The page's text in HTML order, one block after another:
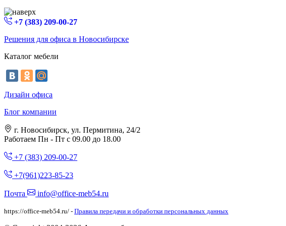
+7 (383) 209-00-27
Решения для офиса в Новосибирске
Каталог мебели
Дизайн офиса
Блог компании
г. Новосибирск, ул. Пермитина, 24/2
Работаем Пн - Пт с 09.00 до 18.00
+7 (383) 209-00-27
+7(961)223-85-23
Почта info@office-meb54.ru
https://office-meb54.ru/ - Правила передачи и обработки персональных данных